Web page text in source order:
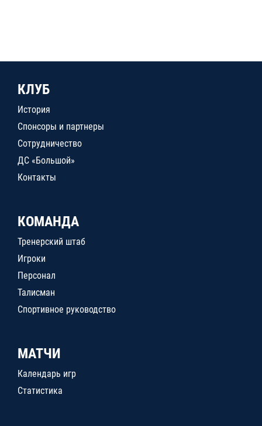
КЛУБ
История
Спонсоры и партнеры
Сотрудничество
ДС «Большой»
Контакты
КОМАНДА
Тренерский штаб
Игроки
Персонал
Талисман
Спортивное руководство
МАТЧИ
Календарь игр
Статистика